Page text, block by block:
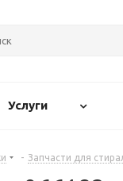
Услуги
- Запчасти для